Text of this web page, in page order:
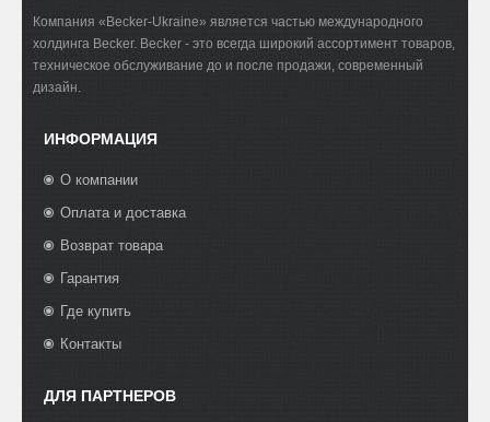
Компания «Becker-Ukraine» является частью международного
холдинга Becker. Becker - это всегда широкий ассортимент товаров,
техническое обслуживание до и после продажи, современный
дизайн.
ИНФОРМАЦИЯ
О компании
Оплата и доставка
Возврат товара
Гарантия
Где купить
Контакты
ДЛЯ ПАРТНЕРОВ